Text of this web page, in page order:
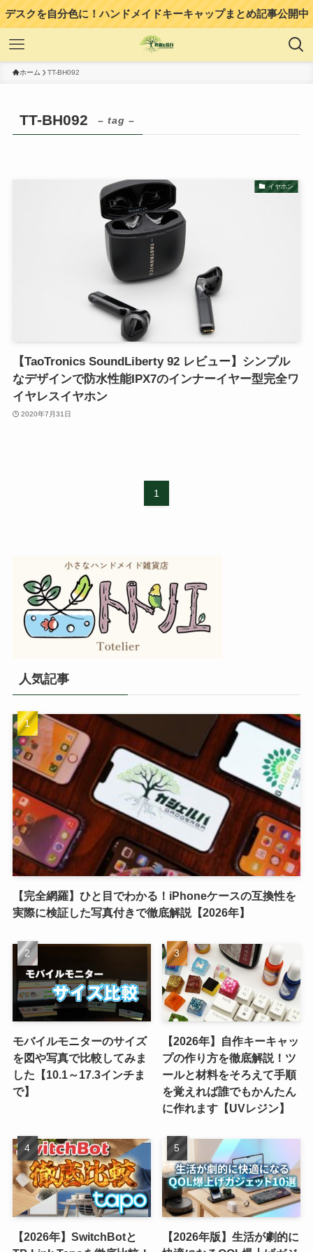
デスクを自分色に！ハンドメイドキーキャップまとめ記事公開中
ホーム TT-BH092
TT-BH092 – tag –
イヤホン
【TaoTronics SoundLiberty 92 レビュー】シンプル
なデザインで防水性能IPX7のインナーイヤー型完全ワ
イヤレスイヤホン
2020年7月31日
1
人気記事
【完全網羅】ひと目でわかる！iPhoneケースの互換性を
実際に検証した写真付きで徹底解説【2026年】
モバイルモニターのサイズ
を図や写真で比較してみま
した【10.1～17.3インチま
で】
【2026年】自作キーキャッ
プの作り方を徹底解説！ツ
ールと材料をそろえて手順
を覚えれば誰でもかんたん
に作れます【UVレジン】
【2026年】SwitchBotと
【2026年版】生活が劇的に